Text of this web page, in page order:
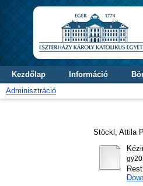
Kezdőlap Információ
Adminisztráció
Stöckl, Attila